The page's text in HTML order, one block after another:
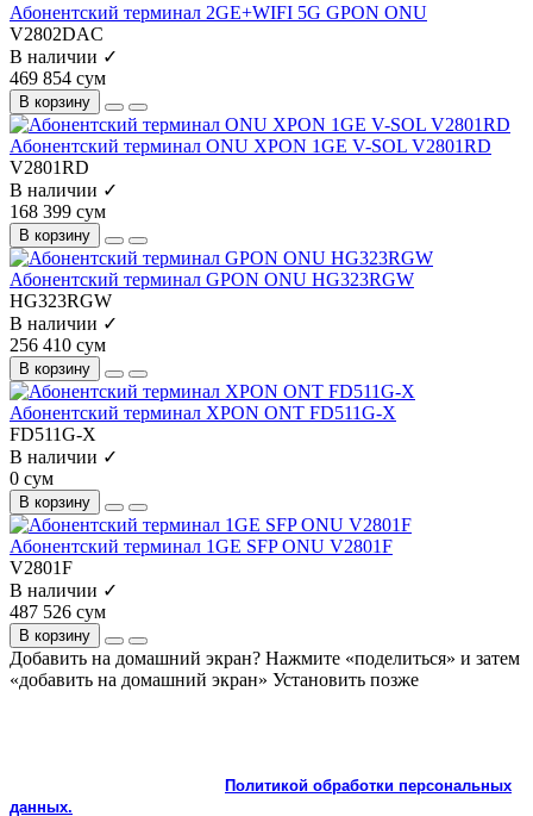
Абонентский терминал 2GE+WIFI 5G GPON ONU
V2802DAC
В наличии ✓
469 854 сум
В корзину
Абонентский терминал ONU XPON 1GE V-SOL V2801RD
V2801RD
В наличии ✓
168 399 сум
В корзину
Абонентский терминал GPON ONU HG323RGW
HG323RGW
В наличии ✓
256 410 сум
В корзину
Абонентский терминал XPON ONT FD511G-X
FD511G-X
В наличии ✓
0 сум
В корзину
Абонентский терминал 1GE SFP ONU V2801F
V2801F
В наличии ✓
487 526 сум
В корзину
Добавить на домашний экран? Нажмите «поделиться» и затем
«добавить на домашний экран» Установить позже
Политикой обработки персональных
данных.